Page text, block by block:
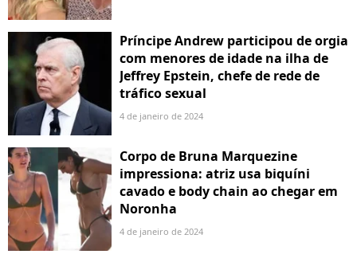
Príncipe Andrew participou de orgia
com menores de idade na ilha de
Jeffrey Epstein, chefe de rede de
tráfico sexual
4 de janeiro de 2024
Corpo de Bruna Marquezine
impressiona: atriz usa biquíni
cavado e body chain ao chegar em
Noronha
4 de janeiro de 2024